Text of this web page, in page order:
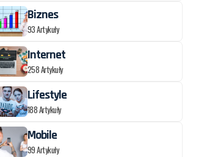
Biznes
93 Artykuły
Internet
258 Artykuły
Lifestyle
188 Artykuły
Mobile
99 Artykuły